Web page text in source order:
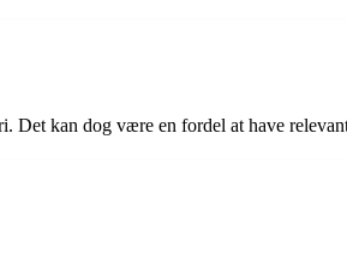
Det kan dog være en fordel at have